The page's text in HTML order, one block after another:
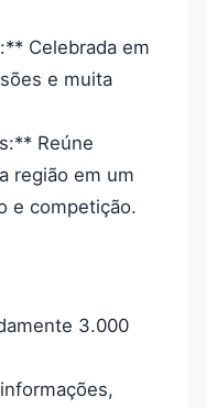
Celebrada em
e muita
Reúne
região em um
e competição.
3.000